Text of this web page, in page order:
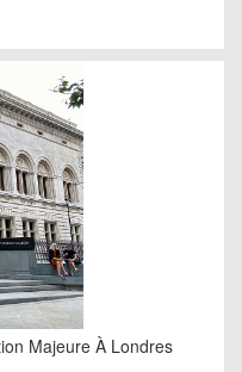
Majeure À Londres